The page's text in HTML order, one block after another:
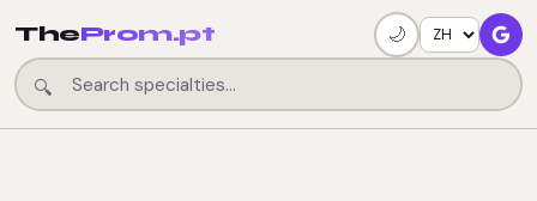
TheProm.pt
🔍
🌙